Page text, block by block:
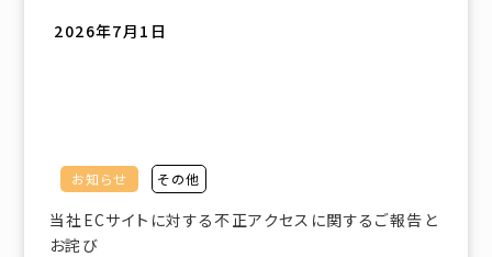
2026年7月1日
お知らせ その他
当社ECサイトに対する不正アクセスに関するご報告と
お詫び